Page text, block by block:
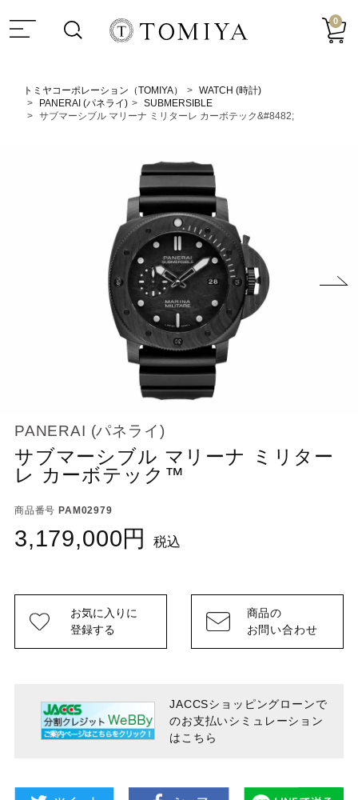
0
トミヤコーポレーション（TOMIYA）
WATCH (時計)
PANERAI (パネライ)
SUBMERSIBLE
サブマーシブル マリーナ ミリターレ カーボテック&#8482;
PANERAI (パネライ)
サブマーシブル マリーナ ミリター
レ カーボテック™
商品番号 PAM02979
3,179,000 税込
お気に入りに
登録する
商品の
お問い合わせ
JACCSショッピングローンで
のお支払いシミュレーション
はこちら